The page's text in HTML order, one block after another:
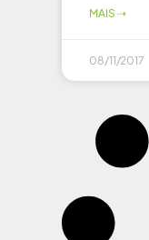
MAIS ⇢
08/11/2017